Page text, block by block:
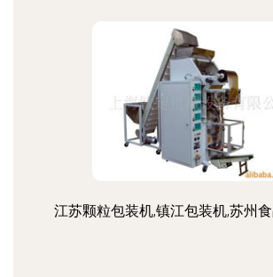
江苏颗粒包装机,镇江包装机,苏州